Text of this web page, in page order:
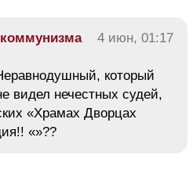
4 июн, 01:17
который
видел нечестных судей,
«Храмах Дворцах
«»??